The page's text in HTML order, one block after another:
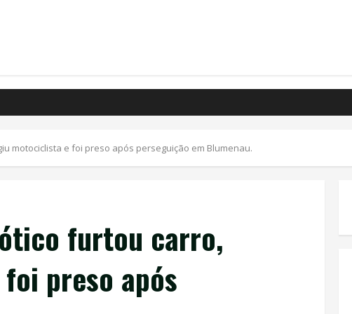
motociclista e foi preso após perseguição em Blumenau.
furtou carro,
preso após